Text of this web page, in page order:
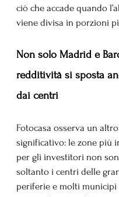
ciò che accade quando
viene divisa in porzioni
Non solo Madrid e
redditività si sposta
dai centri
Fotocasa osserva un
significativo: le zone più
per gli investitori non
soltanto i centri delle
periferie e molti